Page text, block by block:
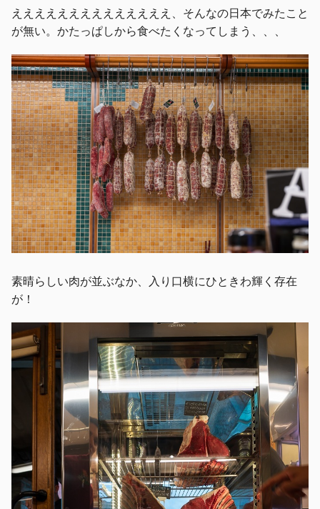
ええええええええええええええ、そんなの日本でみたこと
が無い。かたっぱしから食べたくなってしまう、、、
素晴らしい肉が並ぶなか、入り口横にひときわ輝く存在
が！